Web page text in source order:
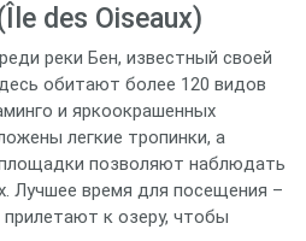
des Oiseaux)
реки Бен, известный своей
обитают более 120 видов
и яркоокрашенных
легкие тропинки, а
позволяют наблюдать
Лучшее время для посещения –
к озеру, чтобы